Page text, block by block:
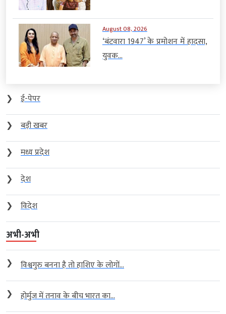
August 08, 2026
‘बंटवारा 1947’ के प्रमोशन में हादसा,
युवक...
❯
ई-पेपर
❯
बड़ी खबर
❯
मध्य प्रदेश
❯
देश
❯
विदेश
अभी-अभी
❯ विश्वगुरु बनना है तो हाशिए के लोगों...
❯ होर्मुज में तनाव के बीच भारत का...